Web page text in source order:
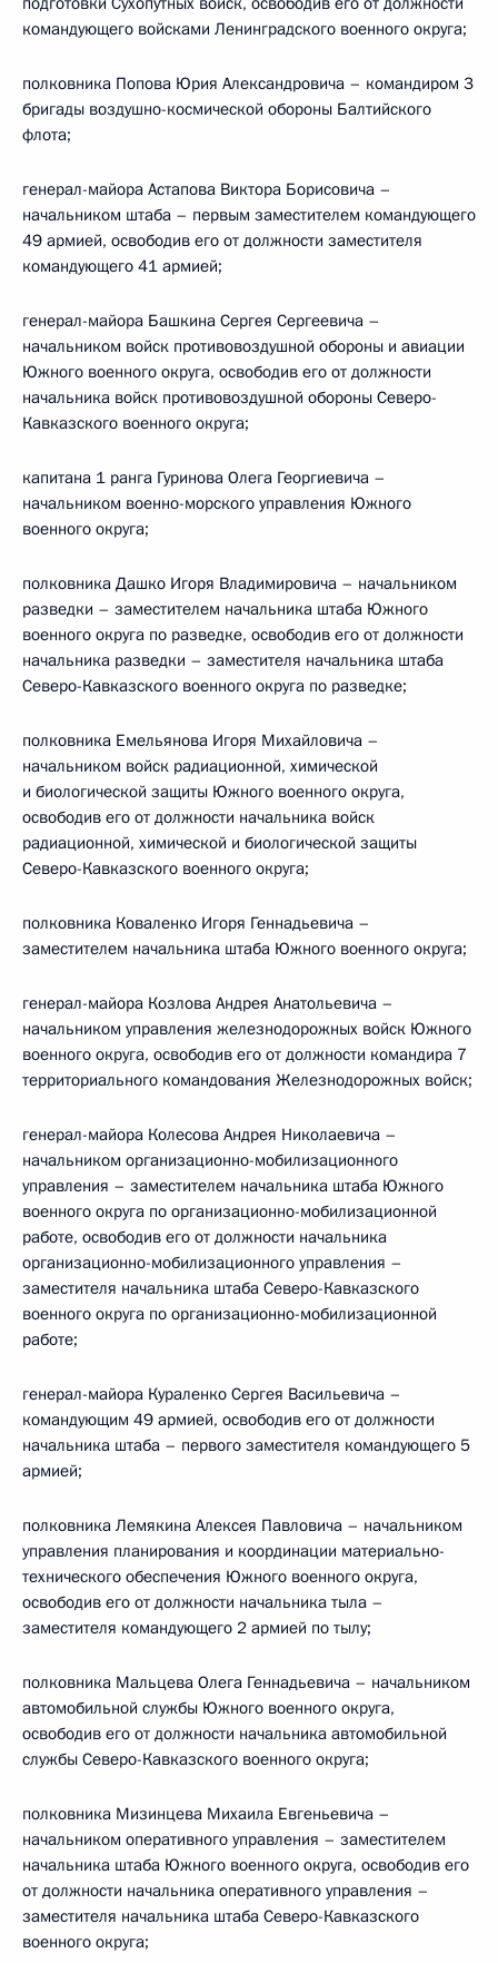
командующего войсками Ленинградского военного округа;
полковника Попова Юрия Александровича – командиром 3
бригады воздушно-космической обороны Балтийского
флота;
генерал-майора Астапова Виктора Борисовича –
начальником штаба – первым заместителем командующего
49 армией, освободив его от должности заместителя
командующего 41 армией;
генерал-майора Башкина Сергея Сергеевича –
начальником войск противовоздушной обороны и авиации
Южного военного округа, освободив его от должности
начальника войск противовоздушной обороны Северо-
Кавказского военного округа;
капитана 1 ранга Гуринова Олега Георгиевича –
начальником военно-морского управления Южного
военного округа;
полковника Дашко Игоря Владимировича – начальником
разведки – заместителем начальника штаба Южного
военного округа по разведке, освободив его от должности
начальника разведки – заместителя начальника штаба
Северо-Кавказского военного округа по разведке;
полковника Емельянова Игоря Михайловича –
начальником войск радиационной, химической
и биологической защиты Южного военного округа,
освободив его от должности начальника войск
радиационной, химической и биологической защиты
Северо-Кавказского военного округа;
полковника Коваленко Игоря Геннадьевича –
заместителем начальника штаба Южного военного округа;
генерал-майора Козлова Андрея Анатольевича –
начальником управления железнодорожных войск Южного
военного округа, освободив его от должности командира 7
территориального командования Железнодорожных войск;
генерал-майора Колесова Андрея Николаевича –
начальником организационно-мобилизационного
управления – заместителем начальника штаба Южного
военного округа по организационно-мобилизационной
работе, освободив его от должности начальника
организационно-мобилизационного управления –
заместителя начальника штаба Северо-Кавказского
военного округа по организационно-мобилизационной
работе;
генерал-майора Кураленко Сергея Васильевича –
командующим 49 армией, освободив его от должности
начальника штаба – первого заместителя командующего 5
армией;
полковника Лемякина Алексея Павловича – начальником
управления планирования и координации материально-
технического обеспечения Южного военного округа,
освободив его от должности начальника тыла –
заместителя командующего 2 армией по тылу;
полковника Мальцева Олега Геннадьевича – начальником
автомобильной службы Южного военного округа,
освободив его от должности начальника автомобильной
службы Северо-Кавказского военного округа;
полковника Мизинцева Михаила Евгеньевича –
начальником оперативного управления – заместителем
начальника штаба Южного военного округа, освободив его
от должности начальника оперативного управления –
заместителя начальника штаба Северо-Кавказского
военного округа;